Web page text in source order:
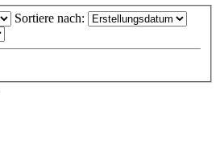
Sortiere nach: